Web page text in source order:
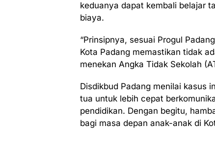
keduanya dapat kembali belajar
biaya.
“Prinsipnya, sesuai Progul
Kota Padang memastikan tidak
menekan Angka Tidak Sekolah
Disdikbud Padang menilai kasus
tua untuk lebih cepat
pendidikan. Dengan begitu,
bagi masa depan anak-anak di